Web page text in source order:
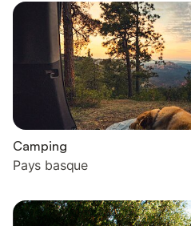
Camping
Pays basque